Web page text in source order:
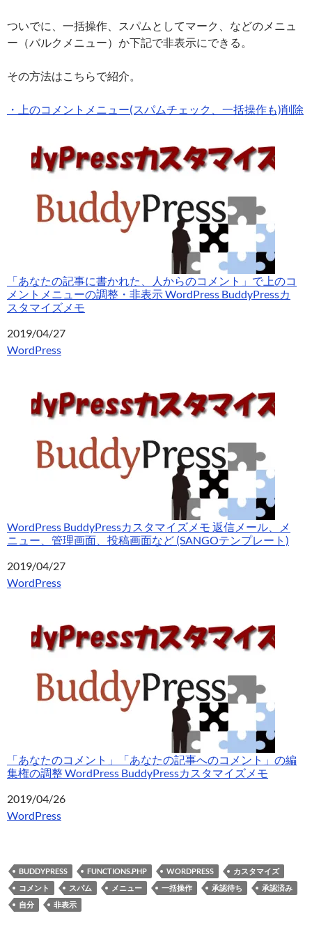
ついでに、一括操作、スパムとしてマーク、などのメニュ
ー（バルクメニュー）か下記で非表示にできる。
その方法はこちらで紹介。
・上のコメントメニュー(スパムチェック、一括操作も)削除
「あなたの記事に書かれた、人からのコメント」で上のコ
メントメニューの調整・非表示 WordPress BuddyPressカ
スタマイズメモ
日付
2019/04/27
関連理由
WordPress
WordPress BuddyPressカスタマイズメモ 返信メール、メ
ニュー、管理画面、投稿画面など (SANGOテンプレート)
日付
2019/04/27
関連理由
WordPress
「あなたのコメント」「あなたの記事へのコメント」の編
集権の調整 WordPress BuddyPressカスタマイズメモ
日付
2019/04/26
関連理由
WordPress
BUDDYPRESS FUNCTIONS.PHP WORDPRESS
カスタマイズ
コメント
スパム メニュー 一括操作 承認待ち
承認済み
自分
非表示